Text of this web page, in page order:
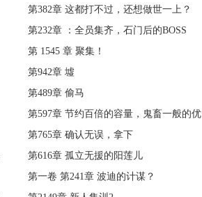
第382章 这都打不过，还想做世一上？
第232章 ：全员集齐，石门后的BOSS
第 1545 章 聚集！
第942章 墟
第489章 偷马
第597章 节约百倍的容量，鬼畜一般的优
化
第765章 确认无误，拿下
第616章 孤立无援的阳莲儿
第一卷 第241章 波迪的计谋？